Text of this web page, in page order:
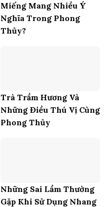
Miếng Mang Nhiều Ý
Nghĩa Trong Phong
Thủy?
Trà Trầm Hương Và
Những Điều Thú Vị Cùng
Phong Thủy
Những Sai Lầm Thường
Gặp Khi Sử Dụng Nhang